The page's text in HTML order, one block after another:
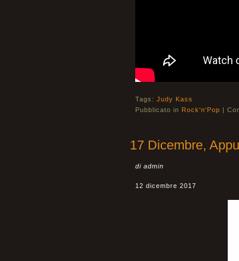
Tags: Judy Kass
Pubblicato in Rock'n'Pop |
17 Dicembre,
di admin
12 dicembre 2017